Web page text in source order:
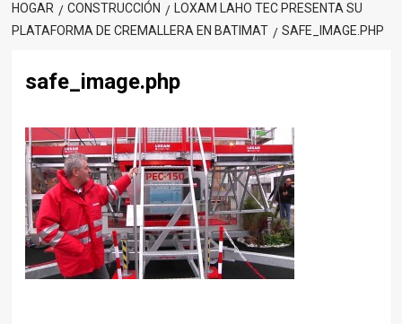
HOGAR CONSTRUCCIÓN
LOXAM LAHO TEC PRESENTA SU
PLATAFORMA DE CREMALLERA EN BATIMAT
SAFE_IMAGE.PHP
safe_image.php